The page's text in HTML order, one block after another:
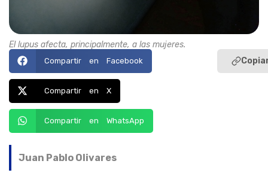
El lupus afecta, principalmente, a las mujeres.
Compartir en Facebook
Compartir en X
Compartir en WhatsApp
Juan Pablo Olivares